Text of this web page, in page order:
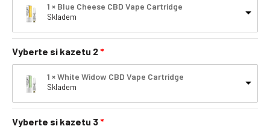
1 × Blue Cheese CBD Vape Cartridge
Skladem
Vyberte si kazetu 2
1 × White Widow CBD Vape Cartridge
Skladem
Vyberte si kazetu 3